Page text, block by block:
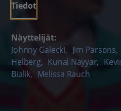
Tiedot
Näyttelijät:
Johnny Galecki, Jim Parsons,
Helberg, Kunal Nayyar,
Bialik, Melissa Rauch